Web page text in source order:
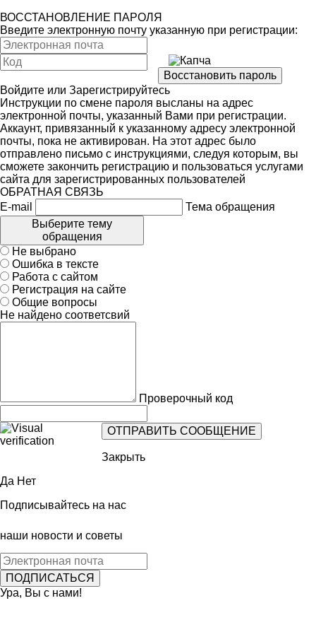
ВОССТАНОВЛЕНИЕ ПАРОЛЯ
Введите электронную почту указанную при регистрации:
Войдите или Зарегистрируйтесь
Инструкции по смене пароля высланы на адрес
электронной почты, указанный Вами при регистрации.
Аккаунт, привязанный к указанному адресу электронной
почты, пока не активирован. На этот адрес было
отправлено письмо с инструкциями, следуя которым, вы
сможете закончить регистрацию и пользоваться услугами
сайта для зарегистрированных пользователей
ОБРАТНАЯ СВЯЗЬ
E-mail
Тема обращения
Выберите тему
обращения
Не выбрано
Ошибка в тексте
Работа с сайтом
Регистрация на сайте
Общие вопросы
Не найдено соответсвий
Проверочный код
Закрыть
Да Нет
Подписывайтесь на нас
наши новости и советы
Ура, Вы с нами!